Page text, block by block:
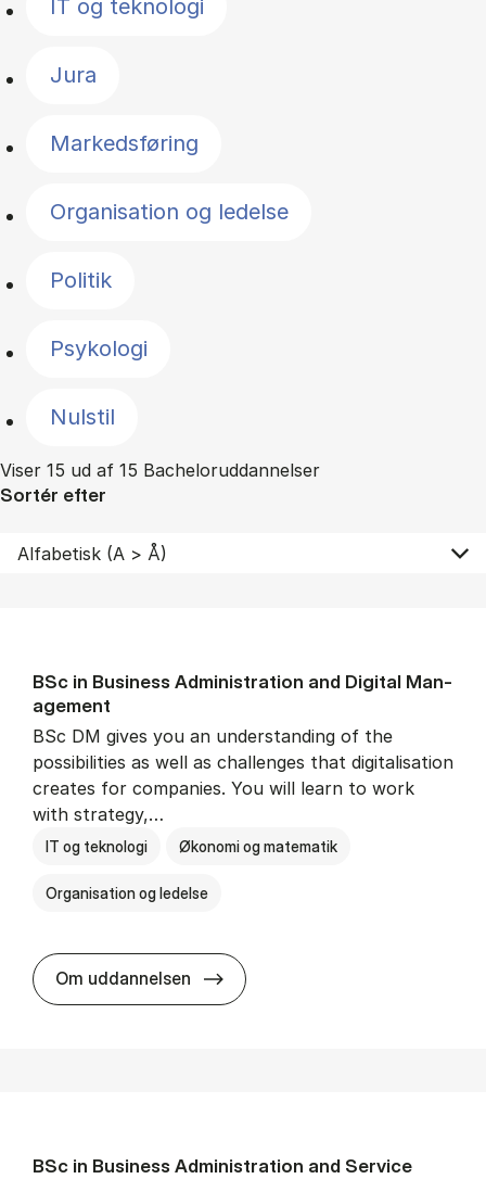
IT og teknologi
Jura
Markedsføring
Organisation og ledelse
Politik
Psykologi
Nulstil
Viser 15 ud af 15 Bacheloruddannelser
Sortér efter
BSc in Busi­ness Ad­min­is­tra­tion and Di­git­al Man­
age­ment
BSc DM gives you an understanding of the
possibilities as well as challenges that digitalisation
creates for companies. You will learn to work
with strategy,…
IT og teknologi Økonomi og matematik
Organisation og ledelse
Om uddannelsen BSc in Busi­ness Ad­min­is­tra­tion
BSc in Busi­ness Ad­min­is­tra­tion and Ser­vice